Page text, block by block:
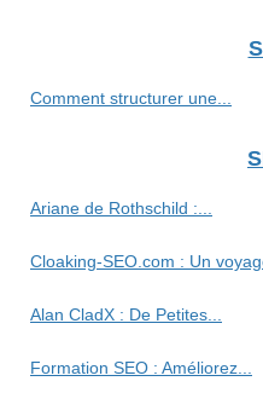
Comment structurer une...
Ariane de Rothschild :...
Cloaking-SEO.com : Un
Alan CladX : De Petites...
Formation SEO : Améliorez...